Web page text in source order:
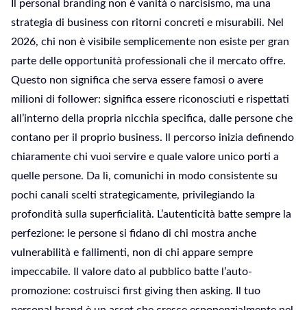
Il personal branding non è vanità o narcisismo, ma una
strategia di business con ritorni concreti e misurabili. Nel
2026, chi non è visibile semplicemente non esiste per gran
parte delle opportunità professionali che il mercato offre.
Questo non significa che serva essere famosi o avere
milioni di follower: significa essere riconosciuti e rispettati
all’interno della propria nicchia specifica, dalle persone che
contano per il proprio business. Il percorso inizia definendo
chiaramente chi vuoi servire e quale valore unico porti a
quelle persone. Da lì, comunichi in modo consistente su
pochi canali scelti strategicamente, privilegiando la
profondità sulla superficialità. L’autenticità batte sempre la
perfezione: le persone si fidano di chi mostra anche
vulnerabilità e fallimenti, non di chi appare sempre
impeccabile. Il valore dato al pubblico batte l’auto-
promozione: costruisci first giving then asking. Il tuo